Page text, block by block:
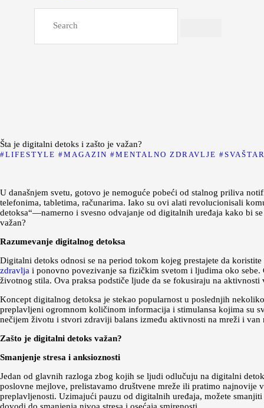
Šta je digitalni detoks i zašto je važan?
LIFESTYLE MAGAZIN MENTALNO ZDRAVLJE
U današnjem svetu, gotovo je nemoguće pobeći od stalnog priliva
telefonima, tabletima, računarima. Iako su ovi alati revolucionisali
detoksa“—namerno i svesno odvajanje od digitalnih uređaja kako bi
važan?
Razumevanje digitalnog detoksa
Digitalni detoks odnosi se na period tokom kojeg prestajete da
zdravlja i ponovno povezivanje sa fizičkim svetom i ljudima oko
životnog stila. Ova praksa podstiče ljude da se fokusiraju na
Koncept digitalnog detoksa je stekao popularnost u poslednjih
preplavljeni ogromnom količinom informacija i stimulansa kojima su
nečijem životu i stvori zdraviji balans između aktivnosti na mreži i van
Zašto je digitalni detoks važan?
Smanjenje stresa i anksioznosti
Jedan od glavnih razloga zbog kojih se ljudi odlučuju na digitalni
poslovne mejlove, prelistavamo društvene mreže ili pratimo najnovije
preplavljenosti. Uzimajući pauzu od digitalnih uređaja, možete